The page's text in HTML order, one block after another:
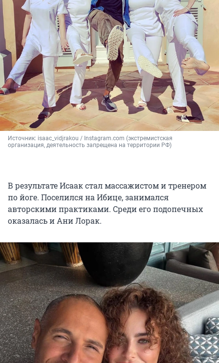
Источник: isaac_vidjrakou / Instagram.com (экстремистская
организация, деятельность запрещена на территории РФ)
В результате Исаак стал массажистом и тренером
по йоге. Поселился на Ибице, занимался
авторскими практиками. Среди его подопечных
оказалась и Ани Лорак.